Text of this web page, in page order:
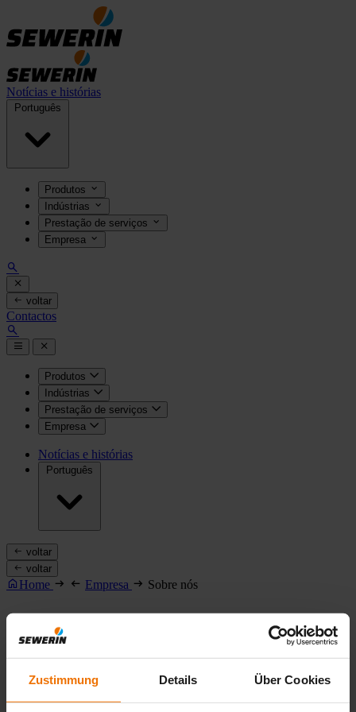
Zustimmung Details Über Cookies
Notícias e histórias
Português
Produtos
Indústrias
Prestação de serviços
Empresa
voltar
Contactos
Produtos
Indústrias
Prestação de serviços
Empresa
Notícias e histórias
Português
voltar
voltar
Home Empresa Sobre nós
Sobre nós
Protecting Water, Gas and Life.